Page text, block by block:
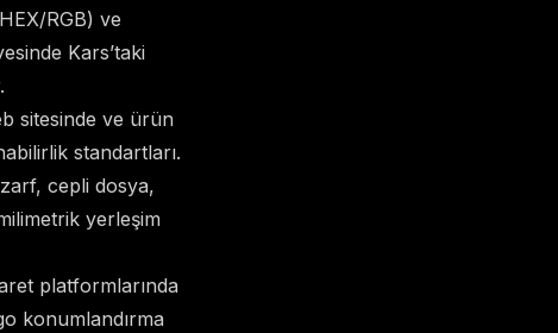
RGB) ve
Kars’taki
sitesinde ve ürün
standartları.
cepli dosya,
yerleşim
platformlarında
konumlandırma